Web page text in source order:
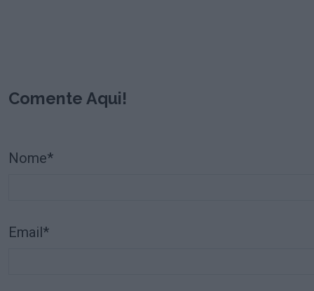
Comente Aqui!
Nome*
Email*